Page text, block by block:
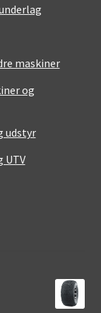
maskiner
og
udstyr
UTV